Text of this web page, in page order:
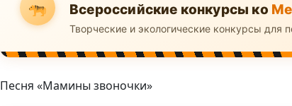
Всероссийские конкурсы ко
Творческие и экологические конкурсы для
Песня «Мамины звоночки»